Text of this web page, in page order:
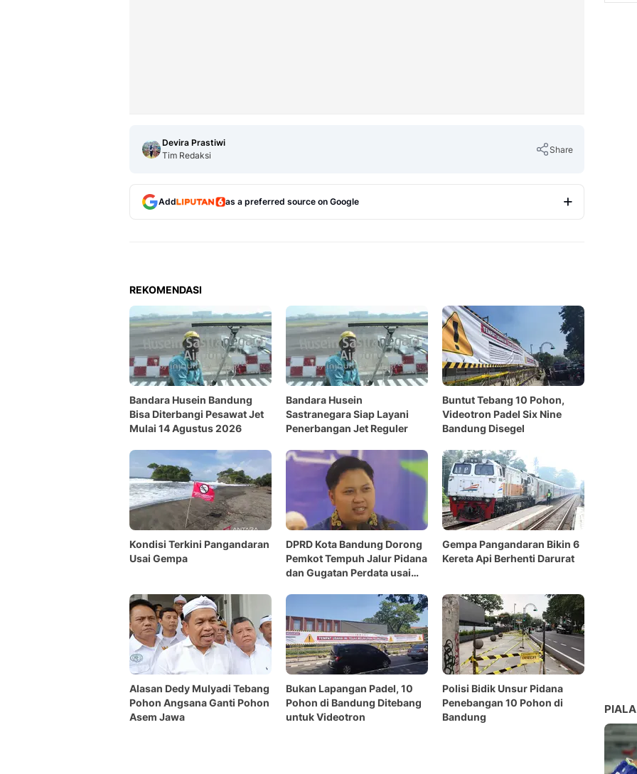
Devira Prastiwi
Tim Redaksi
Share
Add as a preferred source on Google
REKOMENDASI
Bandara Husein Bandung
Bisa Diterbangi Pesawat Jet
Mulai 14 Agustus 2026
Bandara Husein
Sastranegara Siap Layani
Penerbangan Jet Reguler
Buntut Tebang 10 Pohon,
Videotron Padel Six Nine
Bandung Disegel
Kondisi Terkini Pangandaran
Usai Gempa
DPRD Kota Bandung Dorong
Pemkot Tempuh Jalur Pidana
dan Gugatan Perdata usai
Gempa Pangandaran Bikin 6
Kereta Api Berhenti Darurat
Alasan Dedy Mulyadi Tebang
Pohon Angsana Ganti Pohon
Asem Jawa
Bukan Lapangan Padel, 10
Pohon di Bandung Ditebang
untuk Videotron
Polisi Bidik Unsur Pidana
Penebangan 10 Pohon di
Bandung